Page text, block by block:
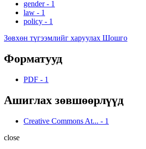
gender - 1
law - 1
policy - 1
Зөвхөн түгээмлийг харуулах Шошго
Форматууд
PDF - 1
Ашиглах зөвшөөрлүүд
Creative Commons At... - 1
close